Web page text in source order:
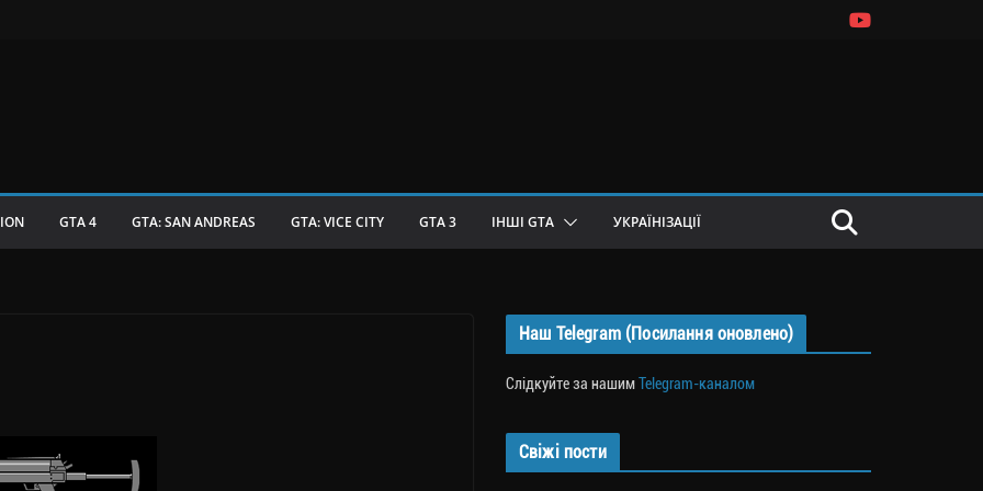
GTA 4 GTA: SAN ANDREAS GTA: VICE CITY GTA 3 ІНШІ GTA УКРАЇНІЗАЦІЇ
Наш Telegram (Посилання оновлено)
Слідкуйте за нашимTelegram-каналом
Свіжі пости